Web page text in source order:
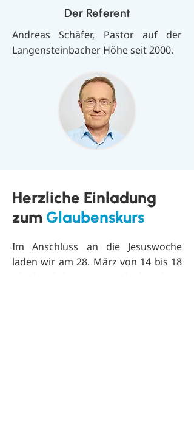
Der Referent
Andreas Schäfer, Pastor auf der
Langensteinbacher Höhe seit 2000.
Herzliche Einladung
zum Glaubenskurs
Im Anschluss an die Jesuswoche
laden wir am 28. März von 14 bis 18
Uhr herzlich zu einem Glaubenskurs